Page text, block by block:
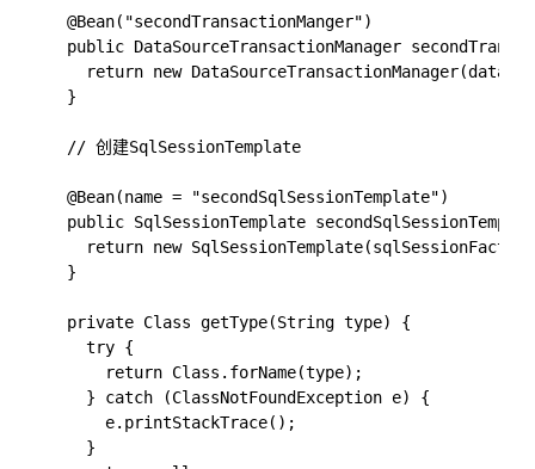
  @Bean("secondTransactionManger")
public DataSourceTransactionManager
return new
  }
  // 创建SqlSessionTemplate
  @Bean(name = "secondSqlSessionTemplate")
public SqlSessionTemplate
return new
  }
  private Class getType(String type) {
    try {
      return Class.forName(type);
    } catch (ClassNotFoundException e) {
      e.printStackTrace();
    }